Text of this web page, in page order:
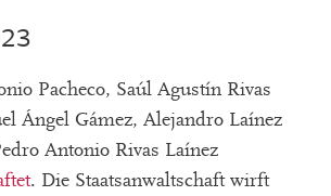
Pacheco, Saúl Agustín Rivas
Ángel Gámez, Alejandro Laínez
Antonio Rivas Laínez
. Die Staatsanwaltschaft wirft